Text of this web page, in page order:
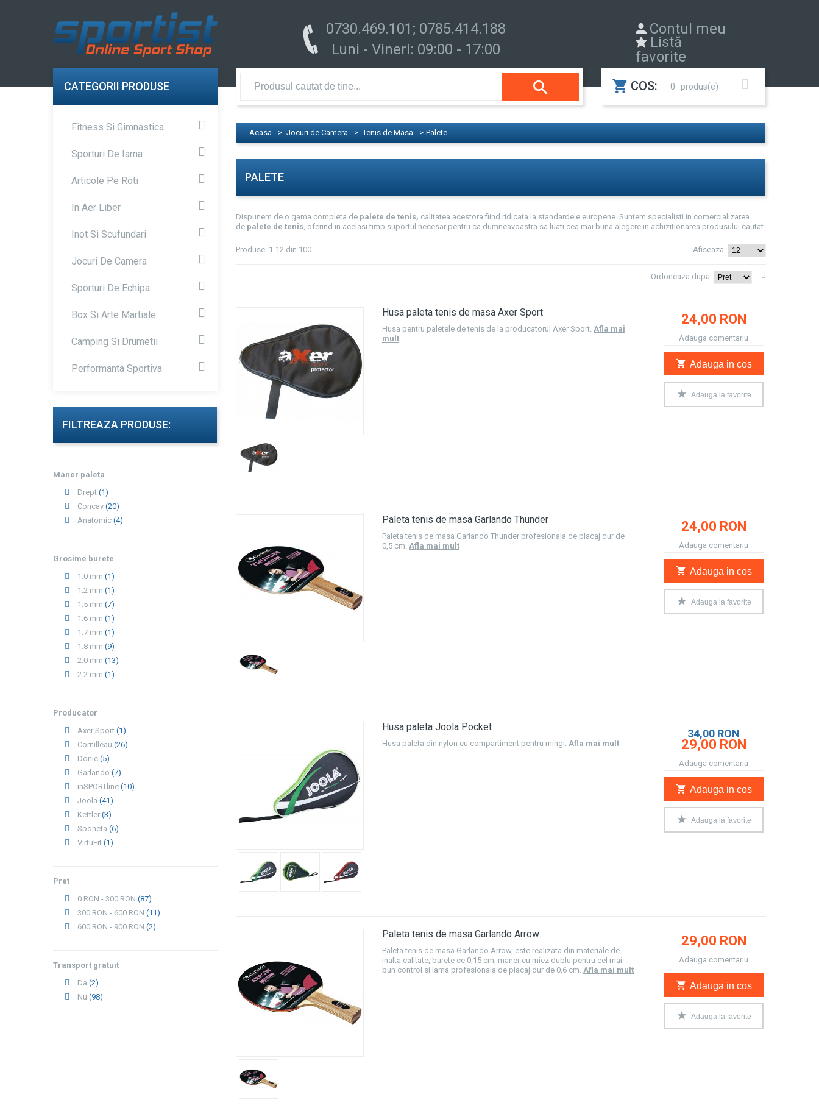
0730.469.101; 0785.414.188
Luni - Vineri: 09:00 - 17:00
Contul meu
Listă
favorite
 COS: 0
Acasa > Jocuri de Camera > Tenis de Masa > Palete
PALETE
Dispunem de o gama completa de palete de tenis, calitatea acestora fiind ridicata la standardele europene. Suntem specialisti in comercializarea
de palete de tenis, oferind in acelasi timp suportul necesar pentru ca dumneavoastra sa luati cea mai buna alegere in achizitionarea produsului cautat.
Produse: 1-12 din 100 Afiseaza
Ordoneaza dupa
Husa paleta tenis de masa Axer Sport
Husa pentru paletele de tenis de la producatorul Axer Sport. Afla mai
mult
24,00 RON
Adauga comentariu
Adauga in cos
Adauga la favorite
Paleta tenis de masa Garlando Thunder
Paleta tenis de masa Garlando Thunder profesionala de placaj dur de
0,5 cm. Afla mai mult
24,00 RON
Adauga comentariu
Adauga in cos
Adauga la favorite
Husa paleta Joola Pocket
Husa paleta din nylon cu compartiment pentru mingi. Afla mai mult
34,00 RON
29,00 RON
Adauga comentariu
Adauga in cos
Adauga la favorite
Paleta tenis de masa Garlando Arrow
Paleta tenis de masa Garlando Arrow, este realizata din materiale de
inalta calitate, burete ce 0,15 cm, maner cu miez dublu pentru cel mai
bun control si lama profesionala de placaj dur de 0,6 cm. Afla mai mult
29,00 RON
Adauga comentariu
Adauga in cos
Adauga la favorite
CATEGORII PRODUSE
Fitness Si Gimnastica
Sporturi De Iarna
Articole Pe Roti
In Aer Liber
Inot Si Scufundari
Jocuri De Camera
Sporturi De Echipa
Box Si Arte Martiale
Camping Si Drumetii
Performanta Sportiva
FILTREAZA PRODUSE:
Maner paleta
Drept (1)
Concav (20)
Anatomic (4)
Grosime burete
1.0 mm (1)
1.2 mm (1)
1.5 mm (7)
1.6 mm (1)
1.7 mm (1)
1.8 mm (9)
2.0 mm (13)
2.2 mm (1)
Producator
Axer Sport (1)
Cornilleau (26)
Donic (5)
Garlando (7)
inSPORTline (10)
Joola (41)
Kettler (3)
Sponeta (6)
VirtuFit (1)
Pret
0 RON - 300 RON (87)
300 RON - 600 RON (11)
600 RON - 900 RON (2)
Transport gratuit
Da (2)
Nu (98)